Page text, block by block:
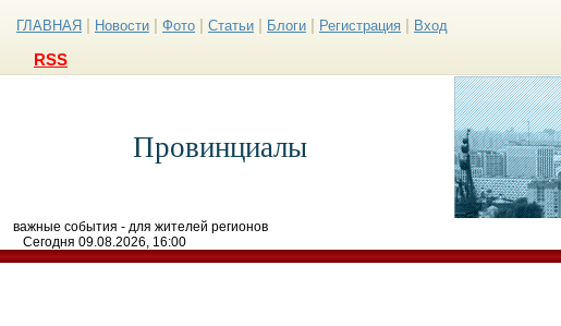
ГЛАВНАЯ Новости Фото Статьи Блоги Регистрация Вход
RSS
Провинциалы
важные события - для жителей регионов
Сегодня 09.08.2026, 16:00